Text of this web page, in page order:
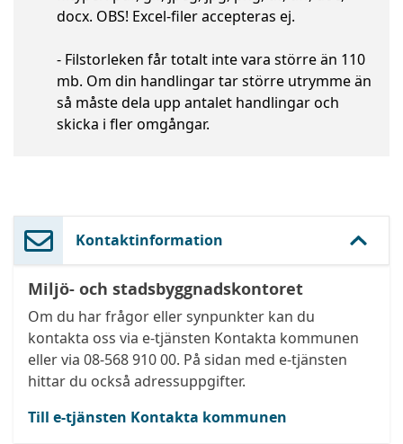
docx. OBS! Excel-filer accepteras ej.
- Filstorleken får totalt inte vara större än 110
mb. Om din handlingar tar större utrymme än
så måste dela upp antalet handlingar och
skicka i fler omgångar.
Kontaktinformation
Miljö- och stadsbyggnadskontoret
Om du har frågor eller synpunkter kan du
kontakta oss via e-tjänsten Kontakta kommunen
eller via 08-568 910 00. På sidan med e-tjänsten
hittar du också adressuppgifter.
Till e-tjänsten Kontakta kommunen